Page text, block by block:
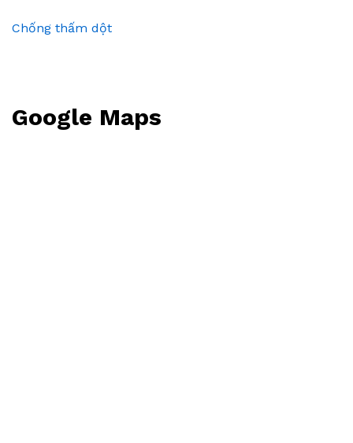
Chống thấm dột
Google Maps